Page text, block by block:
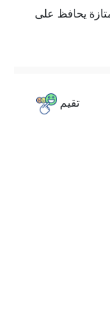
يحافظ على
تقيم